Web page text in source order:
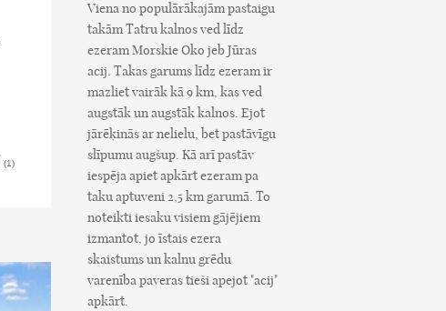
(1)
Viena no populārākajām pastaigu
takām Tatru kalnos ved līdz
ezeram Morskie Oko jeb Jūras
acij. Takas garums līdz ezeram ir
mazliet vairāk kā 9 km, kas ved
augstāk un augstāk kalnos. Ejot
jārēķinās ar nelielu, bet pastāvīgu
slīpumu augšup. Kā arī pastāv
iespēja apiet apkārt ezeram pa
taku aptuveni 2,5 km garumā. To
noteikti iesaku visiem gājējiem
izmantot, jo īstais ezera
skaistums un kalnu grēdu
varenība paveras tieši apejot "acij"
apkārt.